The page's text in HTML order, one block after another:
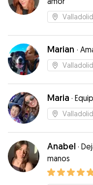
Valladolid
Marian ·
Valladolid
Maria ·
Valladolid
Anabel ·
manos